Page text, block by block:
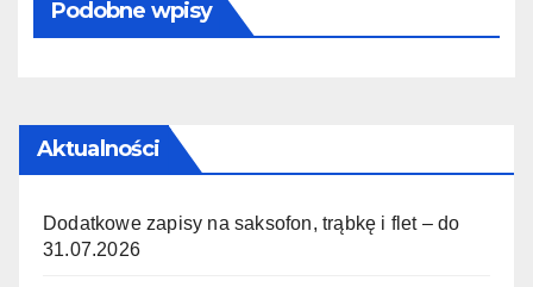
Podobne wpisy
Aktualności
Dodatkowe zapisy na saksofon, trąbkę i flet – do
31.07.2026